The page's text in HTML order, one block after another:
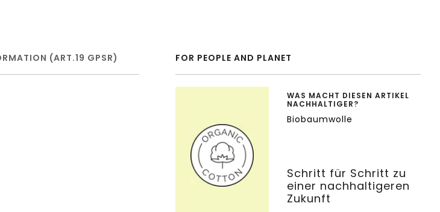
(ART.19 GPSR) FOR PEOPLE AND PLANET
WAS MACHT DIESEN ARTIKEL
NACHHALTIGER?
Biobaumwolle
Schritt für Schritt zu
einer nachhaltigeren
Zukunft